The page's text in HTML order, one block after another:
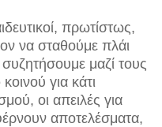
πρωτίστως,
να σταθούμε πλάι
μαζί τους
για κάτι
οι απειλές για
αποτελέσματα,